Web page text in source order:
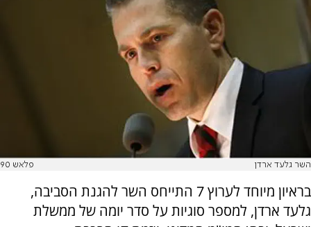
השר גלעד ארדן פלאש 90
בראיון מיוחד לערוץ 7 התייחס השר להגנת הסביבה,
גלעד ארדן, למספר סוגיות על סדר יומה של ממשלת